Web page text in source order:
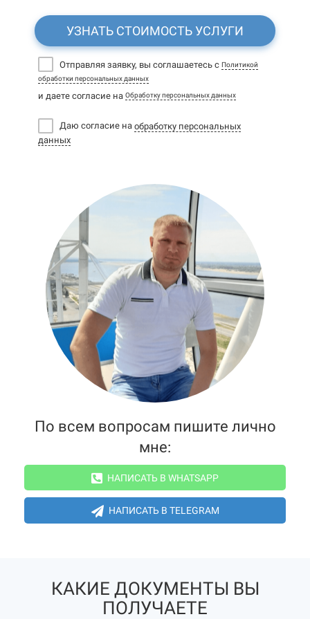
УЗНАТЬ СТОИМОСТЬ УСЛУГИ
Отправляя заявку, вы соглашаетесь с Политикой
обработки персональных данных
и даете согласие на Обработку персональных данных
Даю согласие на обработку персональных
данных
По всем вопросам пишите лично
мне:
НАПИСАТЬ В WHATSAPP
НАПИСАТЬ В TELEGRAM
КАКИЕ ДОКУМЕНТЫ ВЫ
ПОЛУЧАЕТЕ